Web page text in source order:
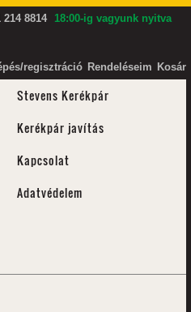
214 8814 18:00-ig vagyunk nyitva
regisztráció Rendeléseim Kosár
Stevens Kerékpár
Kerékpár javítás
Kapcsolat
Adatvédelem